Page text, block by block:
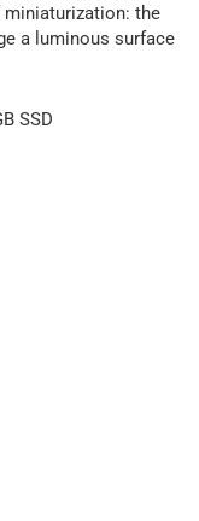
the
a luminous surface
SSD